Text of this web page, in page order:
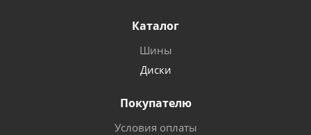
Каталог
Шины
Диски
Покупателю
Условия оплаты